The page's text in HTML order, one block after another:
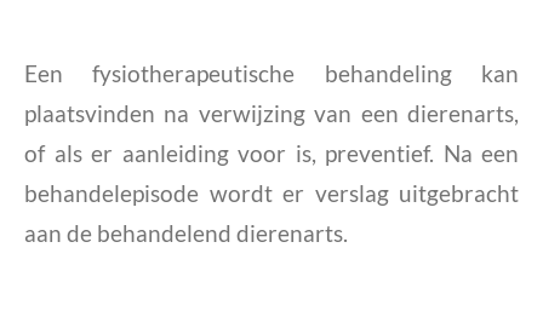
Een fysiotherapeutische behandeling kan
plaatsvinden na verwijzing van een dierenarts,
of als er aanleiding voor is, preventief. Na een
behandelepisode wordt er verslag uitgebracht
aan de behandelend dierenarts.